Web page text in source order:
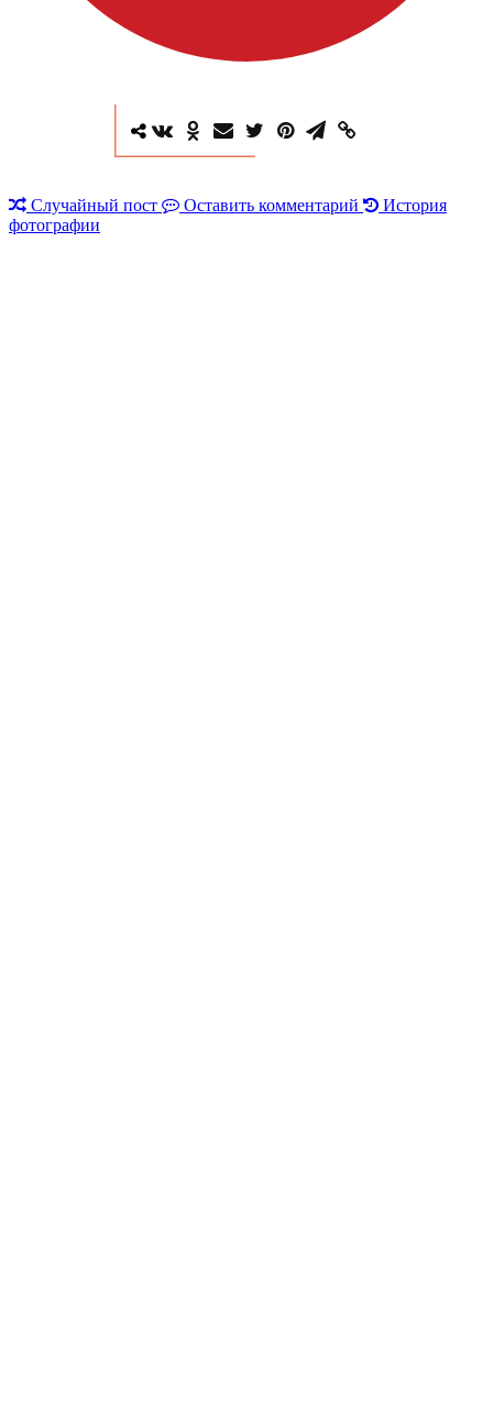
Случайный пост Оставить комментарий
История
фотографии